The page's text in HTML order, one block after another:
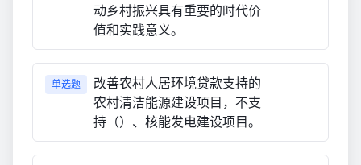
动乡村振兴具有重要的时代价
值和实践意义。
单选题
改善农村人居环境贷款支持的
农村清洁能源建设项目，不支
持（）、核能发电建设项目。